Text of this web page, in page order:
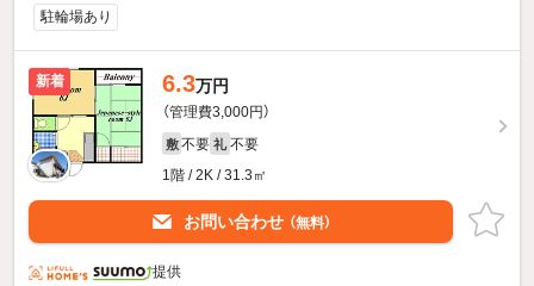
駐輪場あり
新着 6.3万円
（管理費3,000円）
敷 不要 礼 不要
1階 / 2K / 31.3㎡
お問い合わせ （無料）
提供